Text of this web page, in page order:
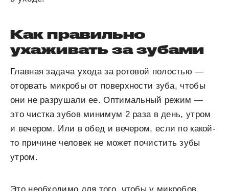
Как правильно
ухаживать за зубами
Главная задача ухода за ротовой полостью —
оторвать микробы от поверхности зуба, чтобы
они не разрушали ее. Оптимальный режим —
это чистка зубов минимум 2 раза в день, утром
и вечером. Или в обед и вечером, если по какой-
то причине человек не может почистить зубы
утром.